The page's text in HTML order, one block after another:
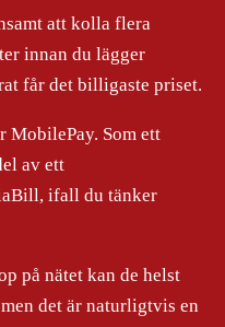
att kolla flera
innan du lägger
får det billigaste priset.
MobilePay. Som ett
av ett
ifall du tänker
på nätet kan de helst
det är naturligtvis en